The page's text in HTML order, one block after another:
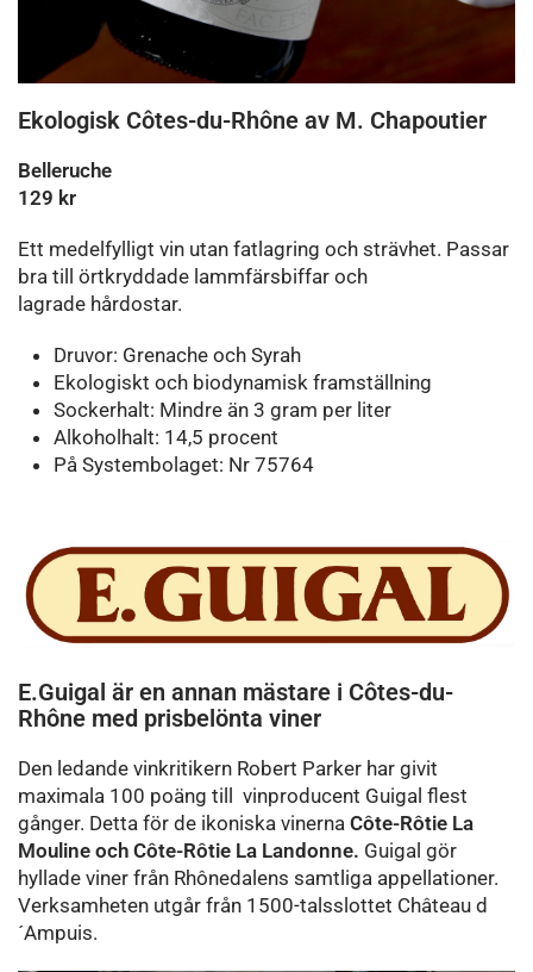
Ekologisk Côtes-du-Rhône av M. Chapoutier
Belleruche
129 kr
Ett medelfylligt vin utan fatlagring och strävhet. Passar
bra till örtkryddade lammfärsbiffar och
lagrade hårdostar.
Druvor: Grenache och Syrah
Ekologiskt och biodynamisk framställning
Sockerhalt: Mindre än 3 gram per liter
Alkoholhalt: 14,5 procent
På Systembolaget: Nr 75764
E.Guigal är en annan mästare i Côtes-du-
Rhône med prisbelönta viner
Den ledande vinkritikern Robert Parker har givit
maximala 100 poäng till vinproducent Guigal flest
gånger. Detta för de ikoniska vinerna Côte-Rôtie La
Mouline och Côte-Rôtie La Landonne. Guigal gör
hyllade viner från Rhônedalens samtliga appellationer.
Verksamheten utgår från 1500-talsslottet Château d
´Ampuis.